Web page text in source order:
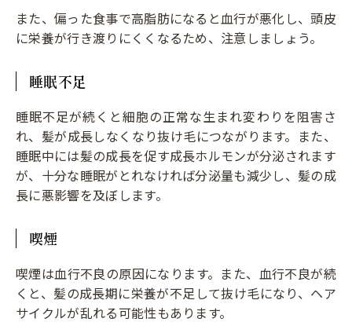
また、偏った食事で高脂肪になると血行が悪化し、頭皮
に栄養が行き渡りにくくなるため、注意しましょう。
睡眠不足
睡眠不足が続くと細胞の正常な生まれ変わりを阻害さ
れ、髪が成長しなくなり抜け毛につながります。また、
睡眠中には髪の成長を促す成長ホルモンが分泌されます
が、十分な睡眠がとれなければ分泌量も減少し、髪の成
長に悪影響を及ぼします。
喫煙
喫煙は血行不良の原因になります。また、血行不良が続
くと、髪の成長期に栄養が不足して抜け毛になり、ヘア
サイクルが乱れる可能性もあります。